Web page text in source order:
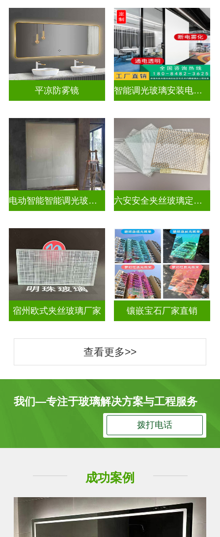
平凉防雾镜 智能调光玻璃安装电源视频教学大全
电动智能智能调光玻璃怎么调 六安安全夹丝玻璃定做电话
宿州欧式夹丝玻璃厂家 镶嵌宝石厂家直销
查看更多>>
我们—专注于玻璃解决方案与工程服务
拨打电话
成功案例